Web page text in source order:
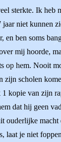
sterkte. Ik heb
niet kunnen
en ben soms
mij hoorde,
op hem. Nooit
zijn scholen
1 kopie van zijn
dat hij geen
ouderlijke
laat je niet